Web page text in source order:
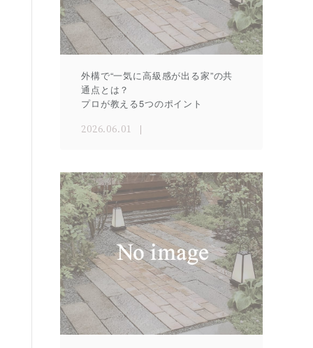
外構で“一気に高級感が出る家”の共
通点とは？
プロが教える5つのポイント
2026.06.01